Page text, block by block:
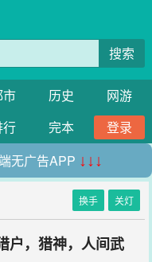
搜索
历史
网游
完本
登录
无广告APP ↓↓↓
换手 关灯
户，猎神，人间武